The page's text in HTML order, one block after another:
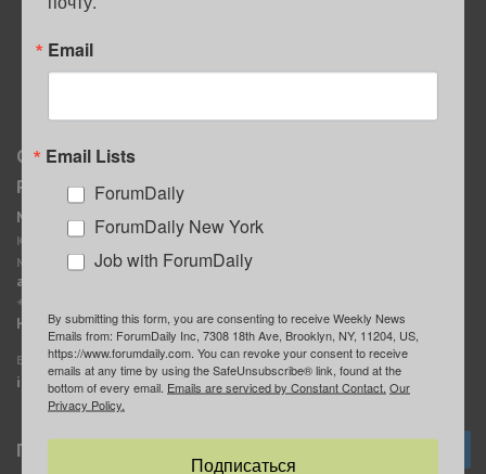
О нас
Реклама
MediaKit
Контактное лицо:
Марина Баранчук
ad@forumdaily.com
+1 347-604-1261
Наши рекламодатели
E-mail редакции:
info@forumdaily.com
Группа “ИЩУ СОВЕТА”
ForumDaily
Подписка
Email
Email Lists
ForumDaily
ForumDaily New York
Job with ForumDaily
By submitting this form, you are consenting to receive Weekly News
Emails from: ForumDaily Inc, 7308 18th Ave, Brooklyn, NY, 11204, US,
https://www.forumdaily.com. You can revoke your consent to receive
emails at any time by using the SafeUnsubscribe® link, found at the
bottom of every email. Emails are serviced by Constant Contact. Our
Privacy Policy.
Подписаться